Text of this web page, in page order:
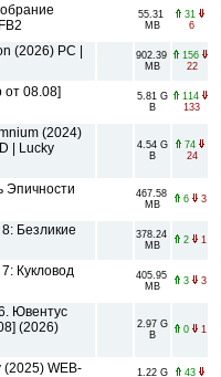
55.31
MB
31
6
(2026) PC |
902.39
MB
156
22
от 08.08]
5.81 G
B
114
133
(2024)
| Lucky
4.54 G
B
74
24
Эпичности
467.58
MB
6 3
Безликие
378.24
MB
2 1
Кукловод
405.95
MB
3 3
Ювентус
(2026)
2.97 G
B
0 1
(2025) WEB-
1.22 G
43